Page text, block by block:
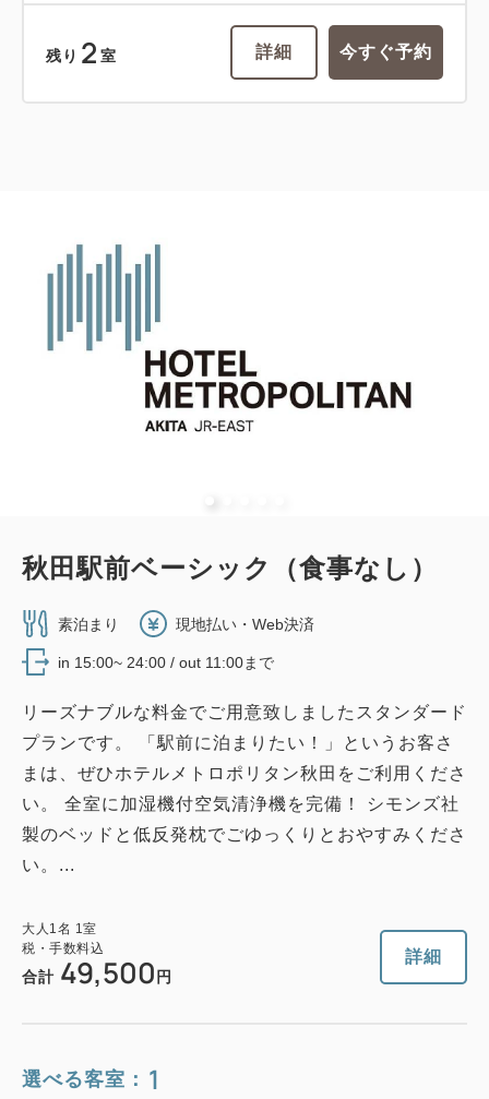
残り 2 室 詳細 今すぐ予約
秋田駅前ベーシック（食事なし）
素泊まり 現地払い・Web決済
in 15:00~ 24:00 / out 11:00まで
リーズナブルな料金でご用意致しましたスタンダード
プランです。 「駅前に泊まりたい！」というお客さ
まは、ぜひホテルメトロポリタン秋田をご利用くださ
い。 全室に加湿機付空気清浄機を完備！ シモンズ社
製のベッドと低反発枕でごゆっくりとおやすみくださ
い。...
大人 1名 1室
税・手数料込
合計 49,500 円
詳細
選べる客室： 1